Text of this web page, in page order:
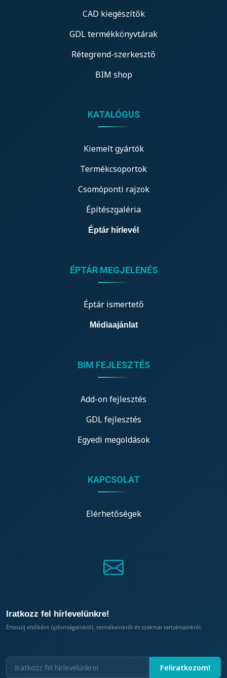
CAD kiegészítők
GDL termékkönyvtárak
Rétegrend-szerkesztő
BIM shop
KATALÓGUS
Kiemelt gyártók
Termékcsoportok
Csomóponti rajzok
Építészgaléria
Éptár hírlevél
ÉPTÁR MEGJELENÉS
Éptár ismertető
Médiaajánlat
BIM FEJLESZTÉS
Add-on fejlesztés
GDL fejlesztés
Egyedi megoldások
KAPCSOLAT
Elérhetőségek
Iratkozz fel hírlevelünkre!
Értesülj elsőként újdonságainkról, termékeinkről és szakmai tartalmainkról.